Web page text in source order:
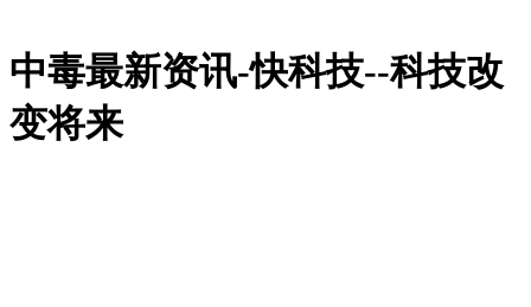
中毒最新资讯-快科技--科技改
变将来